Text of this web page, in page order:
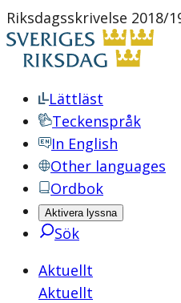
Riksdagsskrivelse 2018/
Lättläst
Teckenspråk
In English
Other languages
Ordbok
Aktivera lyssna
Sök
Aktuellt
Aktuellt